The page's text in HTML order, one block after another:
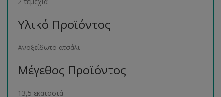
Υλικό Προϊόντος
Ανοξείδωτο ατσάλι
Μέγεθος Προϊόντος
13,5 εκατοστά